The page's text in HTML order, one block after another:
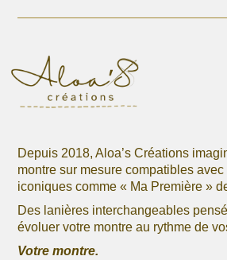
Depuis 2018, Aloa’s Créations
montre sur mesure compatibles
iconiques comme « Ma Première »
Des lanières interchangeables
évoluer votre montre au rythme de
Votre montre.